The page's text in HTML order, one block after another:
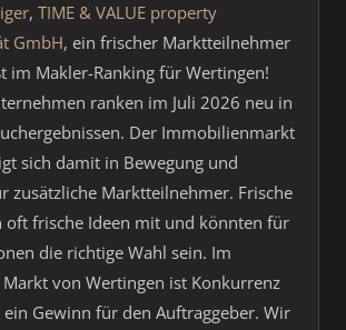
, TIME & VALUE property
GmbH, ein frischer Marktteilnehmer
im Makler-Ranking für Wertingen!
ranken im Juli 2026 neu in
Der Immobilienmarkt
sich damit in Bewegung und
zusätzliche Marktteilnehmer. Frische
oft frische Ideen mit und könnten für
die richtige Wahl sein. Im
von Wertingen ist Konkurrenz
Gewinn für den Auftraggeber. Wir